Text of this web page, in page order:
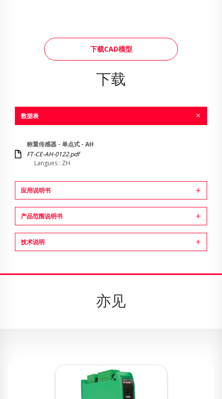
下载CAD模型
下载
数据表
称重传感器 - 单点式 - AH
FT-CE-AH-0122.pdf
Langues : ZH
应用说明书
产品范围说明书
技术说明
亦见